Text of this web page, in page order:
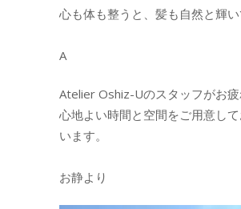
心も体も整うと、髪も自然と輝い
A
Atelier Oshiz-Uのスタッフがお
心地よい時間と空間をご用意し
います。
お静より